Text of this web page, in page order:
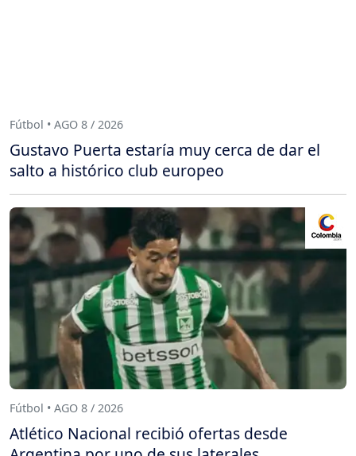
Fútbol • AGO 8 / 2026
Gustavo Puerta estaría muy cerca de dar el
salto a histórico club europeo
Fútbol • AGO 8 / 2026
Atlético Nacional recibió ofertas desde